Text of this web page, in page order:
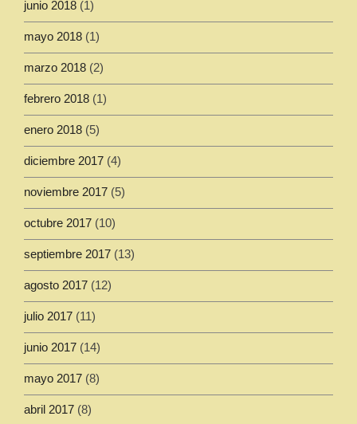
junio 2018 (1)
mayo 2018 (1)
marzo 2018 (2)
febrero 2018 (1)
enero 2018 (5)
diciembre 2017 (4)
noviembre 2017 (5)
octubre 2017 (10)
septiembre 2017 (13)
agosto 2017 (12)
julio 2017 (11)
junio 2017 (14)
mayo 2017 (8)
abril 2017 (8)